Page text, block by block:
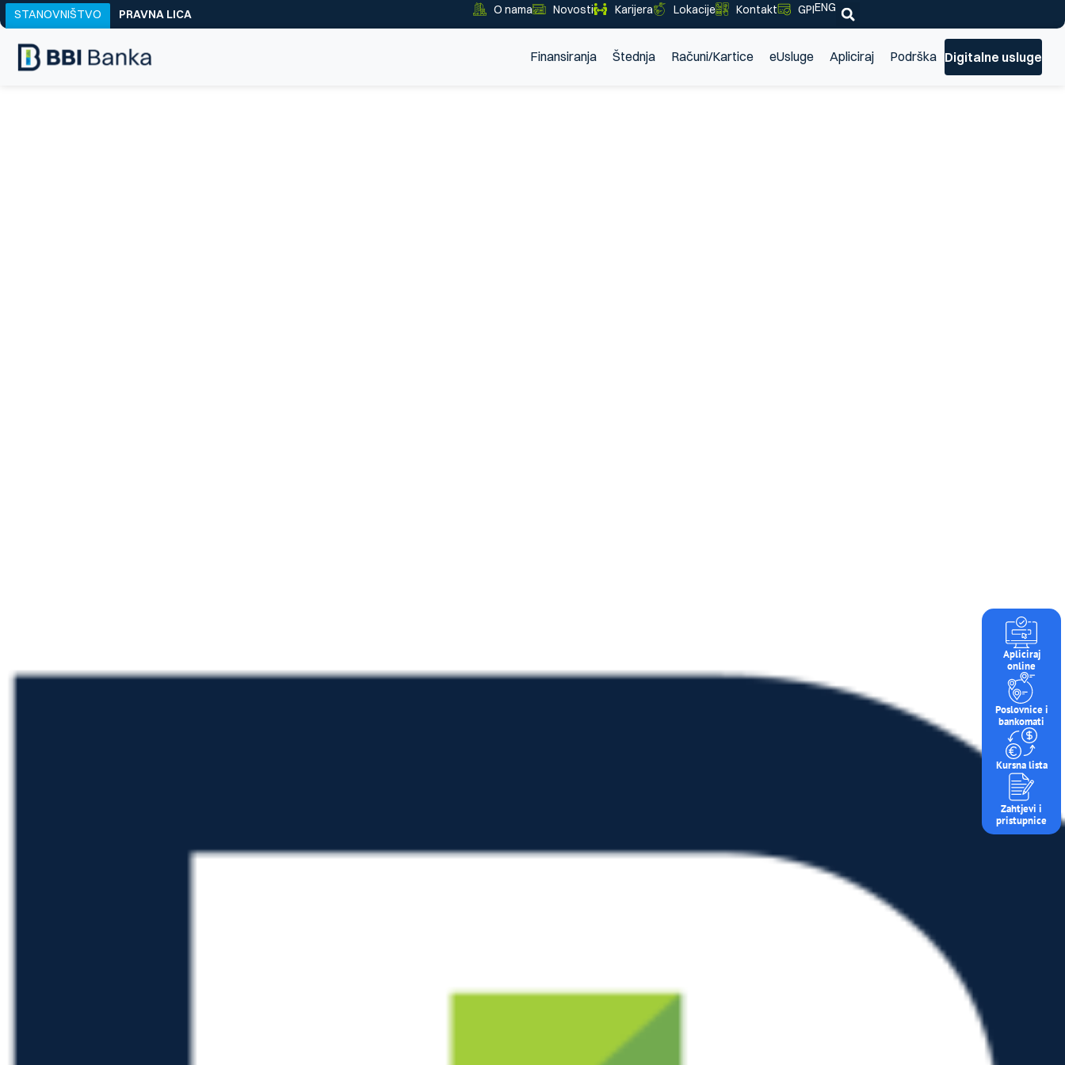
STANOVNIŠTVO PRAVNA LICA O nama Novosti Karijera Lokacije Kontakt GPIENG
Finansiranja Štednja Računi/Kartice eUsluge Apliciraj Podrška Digitalne usluge
Apliciraj
online
Poslovnice i
bankomati
Kursna lista
Zahtjevi i
pristupnice